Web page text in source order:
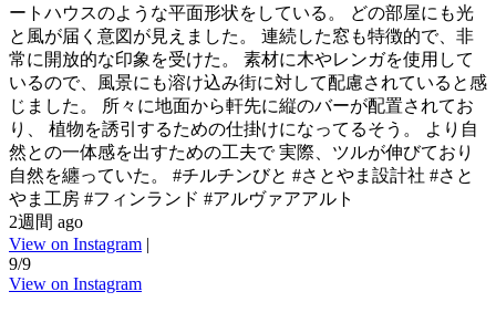
ートハウスのような平面形状をしている。 どの部屋にも光
と風が届く意図が見えました。 連続した窓も特徴的で、非
常に開放的な印象を受けた。 素材に木やレンガを使用して
いるので、風景にも溶け込み街に対して配慮されていると感
じました。 所々に地面から軒先に縦のバーが配置されてお
り、 植物を誘引するための仕掛けになってるそう。 より自
然との一体感を出すための工夫で 実際、ツルが伸びており
自然を纏っていた。 #チルチンびと #さとやま設計社 #さと
やま工房 #フィンランド #アルヴァアアルト
2週間 ago
View on Instagram |
9/9
View on Instagram